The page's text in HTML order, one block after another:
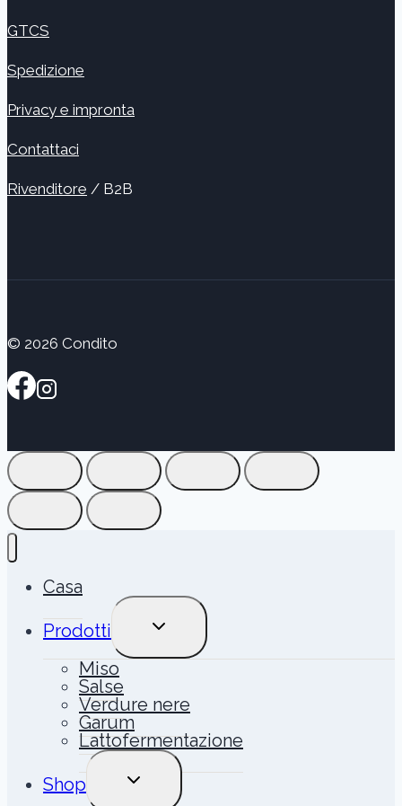
GTCS
Spedizione
Privacy e impronta
Contattaci
Rivenditore / B2B
© 2026 Condito
Casa
Prodotti
ALTERNA
MENU
Miso
Salse
Verdure nere
Garum
Lattofermentazione
Shop
ALTERNA
MENU